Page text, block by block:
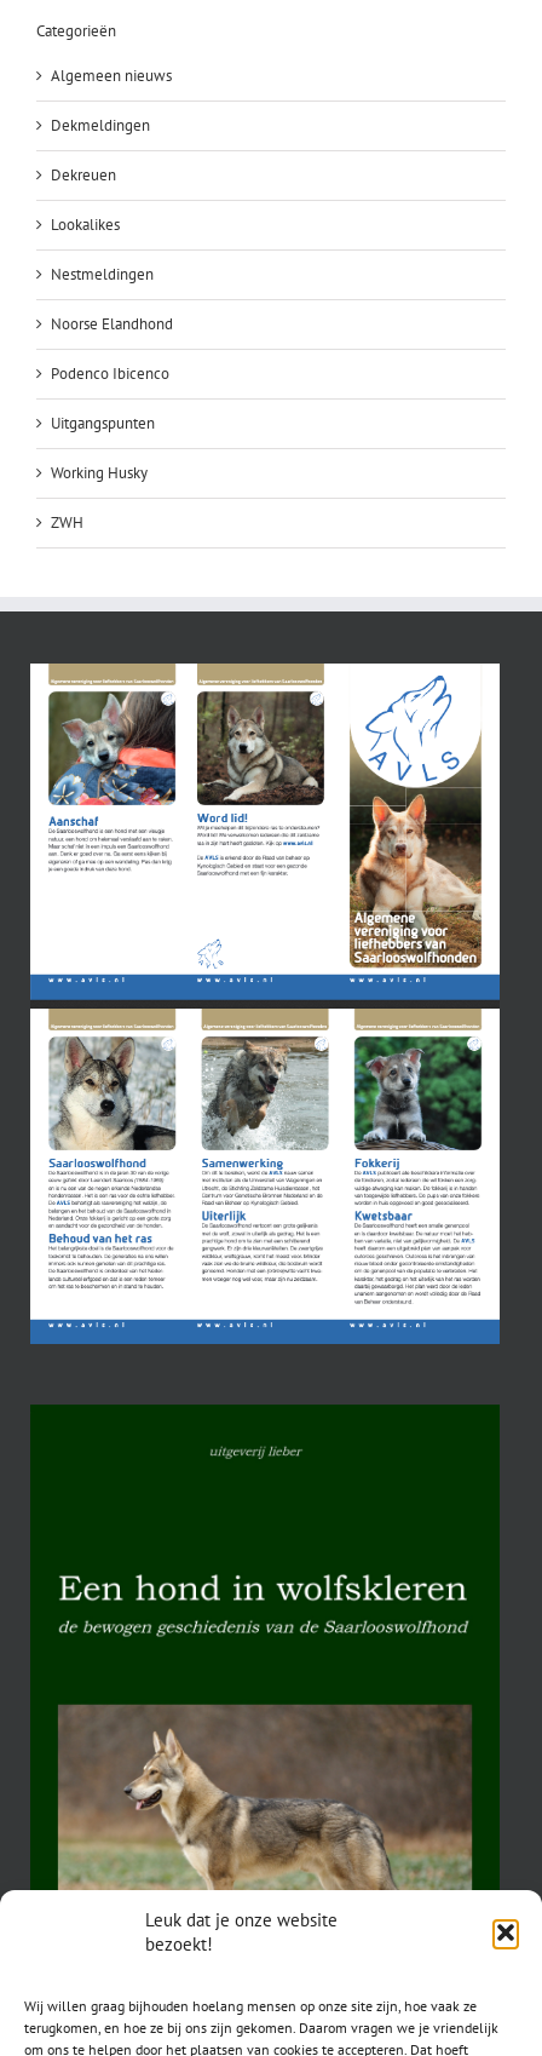
Leuk dat je onze website
bezoekt!
Wij willen graag bijhouden hoelang mensen op onze site zijn, hoe vaak ze
terugkomen, en hoe ze bij ons zijn gekomen. Daarom vragen we je vriendelijk
om ons te helpen door het plaatsen van cookies te accepteren. Dat hoeft
Categorieën
Algemeen nieuws
Dekmeldingen
Dekreuen
Lookalikes
Nestmeldingen
Noorse Elandhond
Podenco Ibicenco
Uitgangspunten
Working Husky
ZWH